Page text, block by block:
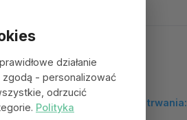
Czas trwania:
działanie
- personalizować
odrzucić
Polityka